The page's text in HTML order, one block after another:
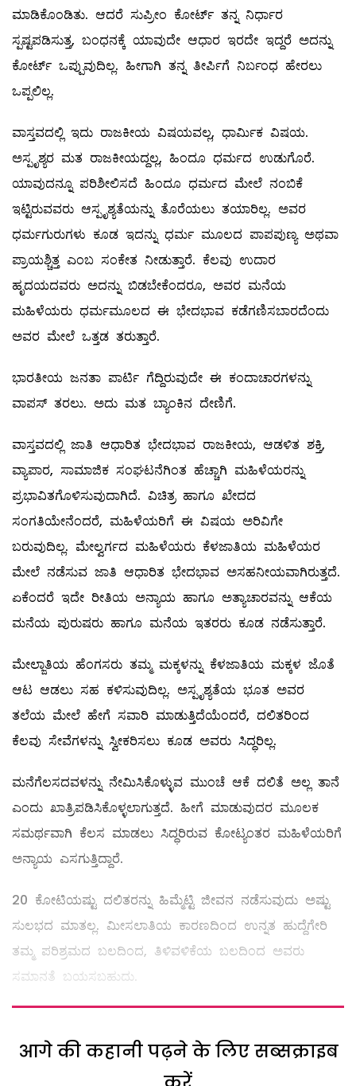
ಮಾಡಿಕೊಂಡಿತು. ಆದರೆ ಸುಪ್ರೀಂ ಕೋರ್ಟ್‌ ತನ್ನ ನಿರ್ಧಾರ
ಸ್ಪಷ್ಟಪಡಿಸುತ್ತ, ಬಂಧನಕ್ಕೆ ಯಾವುದೇ ಆಧಾರ ಇರದೇ ಇದ್ದರೆ ಅದನ್ನು
ಕೋರ್ಟ್‌ ಒಪ್ಪುವುದಿಲ್ಲ. ಹೀಗಾಗಿ ತನ್ನ ತೀರ್ಪಿಗೆ ನಿರ್ಬಂಧ ಹೇರಲು
ಒಪ್ಪಲಿಲ್ಲ.
ವಾಸ್ತವದಲ್ಲಿ ಇದು ರಾಜಕೀಯ ವಿಷಯವಲ್ಲ, ಧಾರ್ಮಿಕ ವಿಷಯ.
ಅಸ್ಪೃಶ್ಯರ ಮತ ರಾಜಕೀಯದ್ದಲ್ಲ, ಹಿಂದೂ ಧರ್ಮದ ಉಡುಗೊರೆ.
ಯಾವುದನ್ನೂ ಪರಿಶೀಲಿಸದೆ ಹಿಂದೂ ಧರ್ಮದ ಮೇಲೆ ನಂಬಿಕೆ
ಇಟ್ಟಿರುವವರು ಆಸ್ಪೃಶ್ಯತೆಯನ್ನು ತೊರೆಯಲು ತಯಾರಿಲ್ಲ. ಅವರ
ಧರ್ಮಗುರುಗಳು ಕೂಡ ಇದನ್ನು ಧರ್ಮ ಮೂಲದ ಪಾಪಪುಣ್ಯ ಅಥವಾ
ಪ್ರಾಯಶ್ಚಿತ್ತ ಎಂಬ ಸಂಕೇತ ನೀಡುತ್ತಾರೆ. ಕೆಲವು ಉದಾರ
ಹೃದಯದವರು ಅದನ್ನು ಬಿಡಬೇಕೆಂದರೂ, ಅವರ ಮನೆಯ
ಮಹಿಳೆಯರು ಧರ್ಮಮೂಲದ ಈ ಭೇದಭಾವ ಕಡೆಗಣಿಸಬಾರದೆಂದು
ಅವರ ಮೇಲೆ ಒತ್ತಡ ತರುತ್ತಾರೆ.
ಭಾರತೀಯ ಜನತಾ ಪಾರ್ಟಿ ಗೆದ್ದಿರುವುದೇ ಈ ಕಂದಾಚಾರಗಳನ್ನು
ವಾಪಸ್‌ ತರಲು. ಅದು ಮತ ಬ್ಯಾಂಕಿನ ದೇಣಿಗೆ.
ವಾಸ್ತವದಲ್ಲಿ ಜಾತಿ ಆಧಾರಿತ ಭೇದಭಾವ ರಾಜಕೀಯ, ಆಡಳಿತ ಶಕ್ತಿ,
ವ್ಯಾಪಾರ, ಸಾಮಾಜಿಕ ಸಂಘಟನೆಗಿಂತ ಹೆಚ್ಚಾಗಿ ಮಹಿಳೆಯರನ್ನು
ಪ್ರಭಾವಿತಗೊಳಿಸುವುದಾಗಿದೆ. ವಿಚಿತ್ರ ಹಾಗೂ ಖೇದದ
ಸಂಗತಿಯೇನೆಂದರೆ, ಮಹಿಳೆಯರಿಗೆ ಈ ವಿಷಯ ಅರಿವಿಗೇ
ಬರುವುದಿಲ್ಲ. ಮೇಲ್ವರ್ಗದ ಮಹಿಳೆಯರು ಕೆಳಜಾತಿಯ ಮಹಿಳೆಯರ
ಮೇಲೆ ನಡೆಸುವ ಜಾತಿ ಆಧಾರಿತ ಭೇದಭಾವ ಅಸಹನೀಯವಾಗಿರುತ್ತದೆ.
ಏಕೆಂದರೆ ಇದೇ ರೀತಿಯ ಅನ್ಯಾಯ ಹಾಗೂ ಅತ್ಯಾಚಾರವನ್ನು ಆಕೆಯ
ಮನೆಯ ಪುರುಷರು ಹಾಗೂ ಮನೆಯ ಇತರರು ಕೂಡ ನಡೆಸುತ್ತಾರೆ.
ಮೇಲ್ಜಾತಿಯ ಹೆಂಗಸರು ತಮ್ಮ ಮಕ್ಕಳನ್ನು ಕೆಳಜಾತಿಯ ಮಕ್ಕಳ ಜೊತೆ
ಆಟ ಆಡಲು ಸಹ ಕಳಿಸುವುದಿಲ್ಲ. ಅಸ್ಪೃಶ್ಯತೆಯ ಭೂತ ಅವರ
ತಲೆಯ ಮೇಲೆ ಹೇಗೆ ಸವಾರಿ ಮಾಡುತ್ತಿದೆಯೆಂದರೆ, ದಲಿತರಿಂದ
ಕೆಲವು ಸೇವೆಗಳನ್ನು ಸ್ವೀಕರಿಸಲು ಕೂಡ ಅವರು ಸಿದ್ಧರಿಲ್ಲ.
ಮನೆಗೆಲಸದವಳನ್ನು ನೇಮಿಸಿಕೊಳ್ಳುವ ಮುಂಚೆ ಆಕೆ ದಲಿತೆ ಅಲ್ಲ ತಾನೆ
ಎಂದು ಖಾತ್ರಿಪಡಿಸಿಕೊಳ್ಳಲಾಗುತ್ತದೆ. ಹೀಗೆ ಮಾಡುವುದರ ಮೂಲಕ
ಸಮರ್ಥವಾಗಿ ಕೆಲಸ ಮಾಡಲು ಸಿದ್ಧರಿರುವ ಕೋಟ್ಯಂತರ ಮಹಿಳೆಯರಿಗೆ
ಅನ್ಯಾಯ ಎಸಗುತ್ತಿದ್ದಾರೆ.
20 ಕೋಟಿಯಷ್ಟು ದಲಿತರನ್ನು ಹಿಮ್ಮೆಟ್ಟಿ ಜೀವನ ನಡೆಸುವುದು ಅಷ್ಟು
ಸುಲಭದ ಮಾತಲ್ಲ. ಮೀಸಲಾತಿಯ ಕಾರಣದಿಂದ ಉನ್ನತ ಹುದ್ದೆಗೇರಿ
ತಮ್ಮ ಪರಿಶ್ರಮದ ಬಲದಿಂದ, ತಿಳಿವಳಿಕೆಯ ಬಲದಿಂದ ಅವರು
ಸಮಾನತೆ ಬಯಸಬಹುದು.
आगे की कहानी पढ़ने के लिए सब्सक्राइब